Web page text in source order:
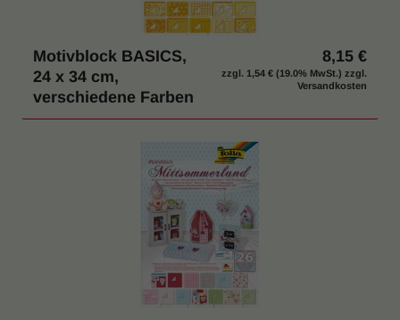
Hygiene / Desinfektion
% SALE
Katalog anfordern
Motivblock BASICS,
24 x 34 cm,
verschiedene Farben
8,15 €
zzgl. 1,54 € (19.0% MwSt.) zzgl.
Versandkosten